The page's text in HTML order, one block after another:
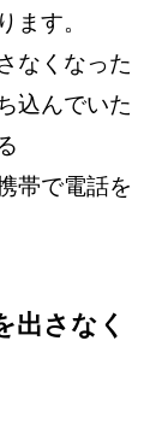
ます。
なくなった
込んでいた
帯で電話を
出さなく